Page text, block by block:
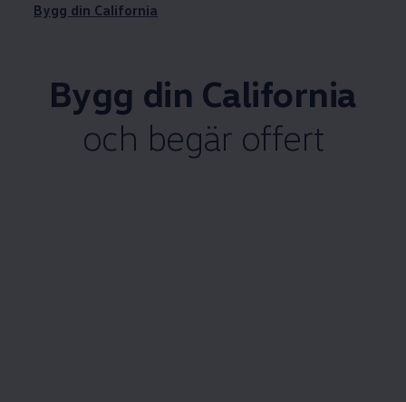
Bygg din California
Bygg din California
och begär offert